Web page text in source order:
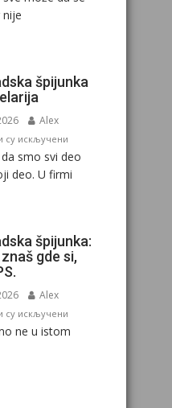
nije
špijunka
Alex
су искљученина
Beogradska
špijunka
smo svi deo
deo. U firmi
špijunka:
gde si,
Alex
су искљученина
Beogradska
ne u istom